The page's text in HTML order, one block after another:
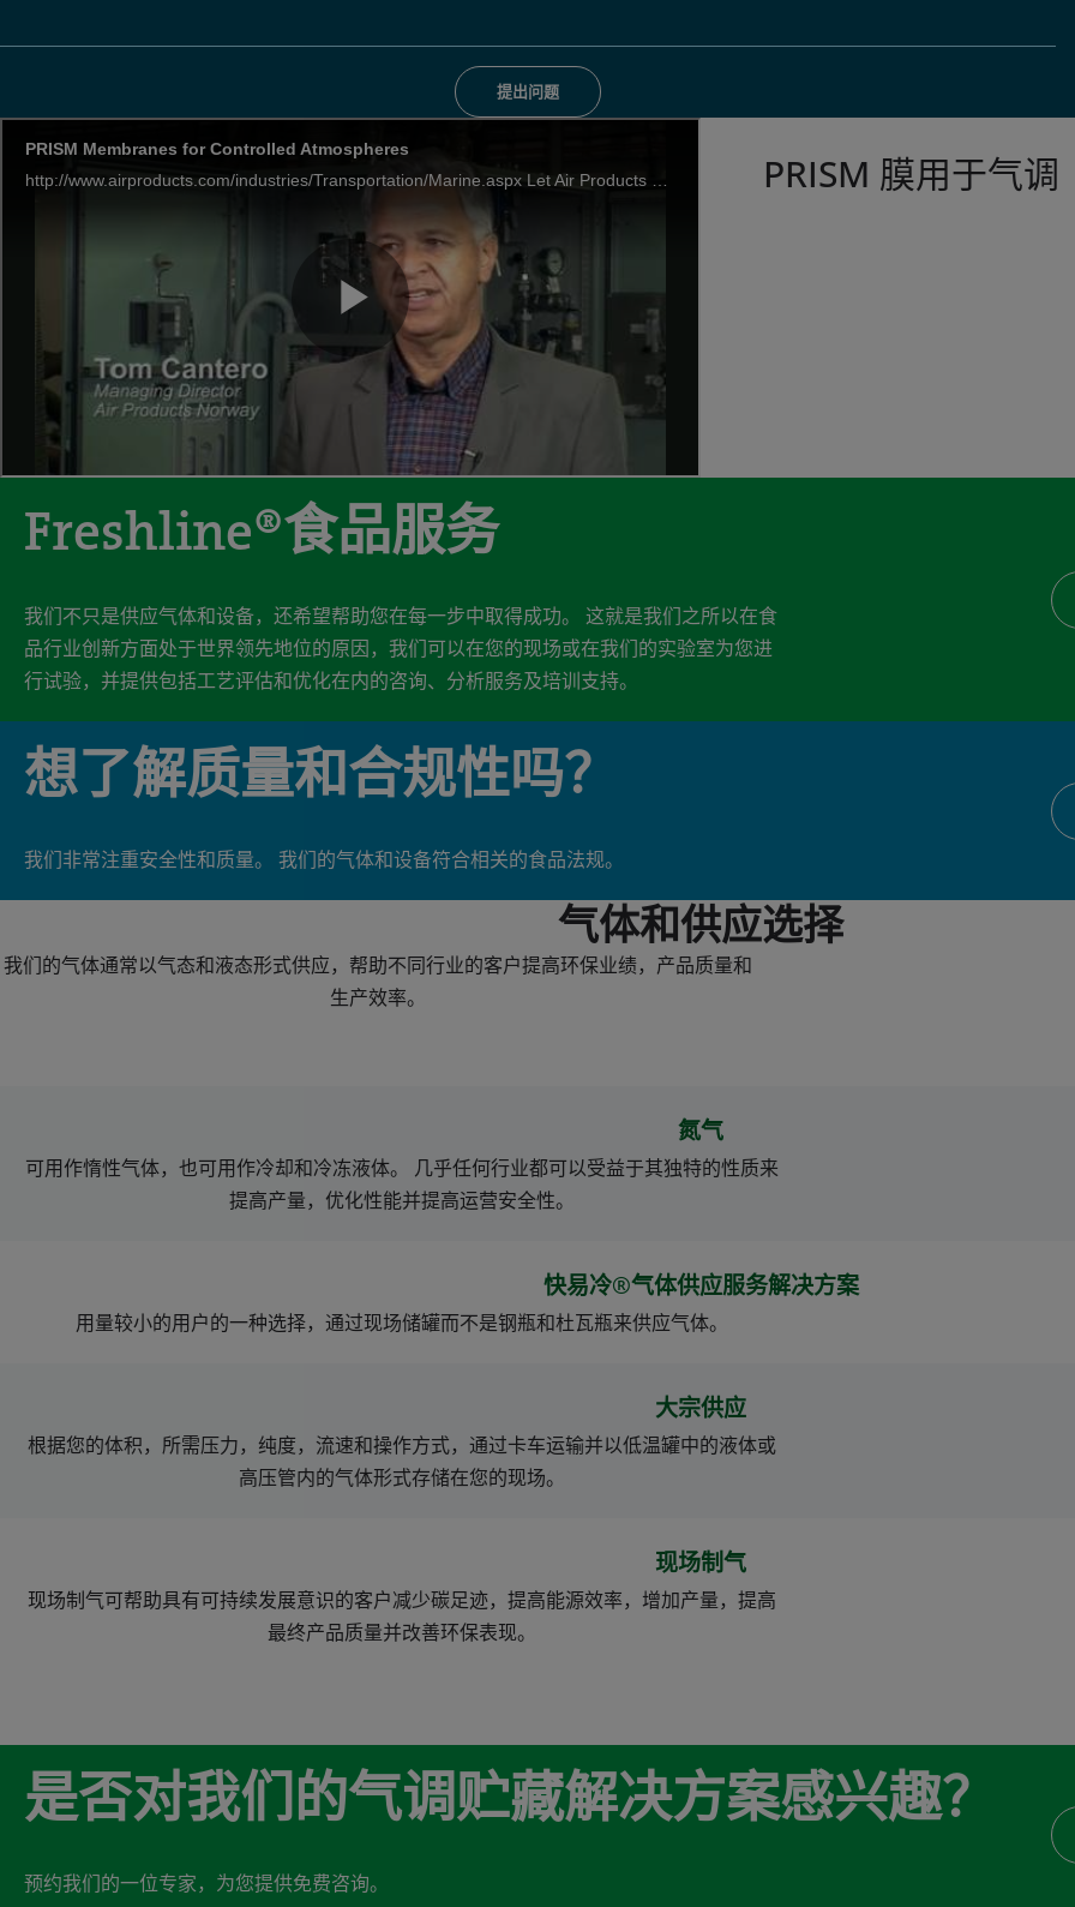
提出问题
PRISM 膜用于气调
Freshline®食品服务
我们不只是供应气体和设备，还希望帮助您在每一步中取得成功。 这就是我们之所以在食
品行业创新方面处于世界领先地位的原因，我们可以在您的现场或在我们的实验室为您进
行试验，并提供包括工艺评估和优化在内的咨询、分析服务及培训支持。
想了解质量和合规性吗？
我们非常注重安全性和质量。 我们的气体和设备符合相关的食品法规。
气体和供应选择
我们的气体通常以气态和液态形式供应，帮助不同行业的客户提高环保业绩，产品质量和
生产效率。
氮气
可用作惰性气体，也可用作冷却和冷冻液体。 几乎任何行业都可以受益于其独特的性质来
提高产量，优化性能并提高运营安全性。
快易冷®气体供应服务解决方案
用量较小的用户的一种选择，通过现场储罐而不是钢瓶和杜瓦瓶来供应气体。
大宗供应
根据您的体积，所需压力，纯度，流速和操作方式，通过卡车运输并以低温罐中的液体或
高压管内的气体形式存储在您的现场。
现场制气
现场制气可帮助具有可持续发展意识的客户减少碳足迹，提高能源效率，增加产量，提高
最终产品质量并改善环保表现。
是否对我们的气调贮藏解决方案感兴趣？
预约我们的一位专家，为您提供免费咨询。